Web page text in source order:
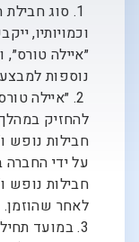
1. סוג
וכמויותיו,
״איילה
נוספות
2. ״איילה
להחזיק
חבילות נופש
על ידי החברה
חבילות נופש
לאחר שהוזמן.
3. במועד